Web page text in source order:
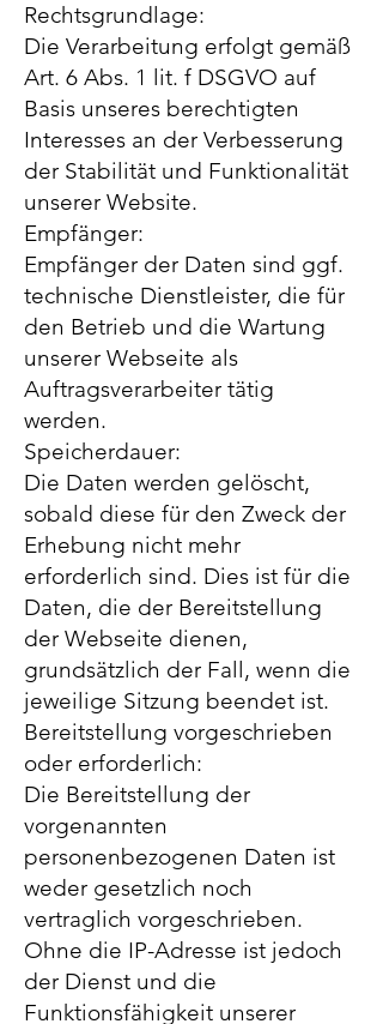
Rechtsgrundlage:
Die Verarbeitung erfolgt gemäß
Art. 6 Abs. 1 lit. f DSGVO auf
Basis unseres berechtigten
Interesses an der Verbesserung
der Stabilität und Funktionalität
unserer Website.
Empfänger:
Empfänger der Daten sind ggf.
technische Dienstleister, die für
den Betrieb und die Wartung
unserer Webseite als
Auftragsverarbeiter tätig
werden.
Speicherdauer:
Die Daten werden gelöscht,
sobald diese für den Zweck der
Erhebung nicht mehr
erforderlich sind. Dies ist für die
Daten, die der Bereitstellung
der Webseite dienen,
grundsätzlich der Fall, wenn die
jeweilige Sitzung beendet ist.
Bereitstellung vorgeschrieben
oder erforderlich:
Die Bereitstellung der
vorgenannten
personenbezogenen Daten ist
weder gesetzlich noch
vertraglich vorgeschrieben.
Ohne die IP-Adresse ist jedoch
der Dienst und die
Funktionsfähigkeit unserer